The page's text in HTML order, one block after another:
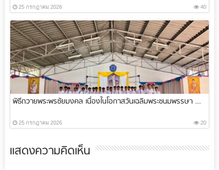
25 กรกฎาคม 2026 40
พิธีถวายพระพรชัยมงคล เนื่องในโอกาสวันเฉลิมพระชนมพรรษา ...
25 กรกฎาคม 2026 20
แสดงความคิดเห็น